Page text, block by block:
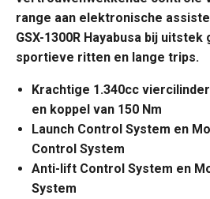
range aan elektronische
GSX-1300R Hayabusa bij
sportieve ritten en lange trips.
Krachtige 1.340cc
en koppel van 150 Nm
Launch Control System en
Control System
Anti-lift Control System en
System